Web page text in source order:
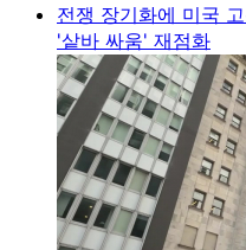
전쟁 장기화에 미국
'샅바 싸움' 재점화